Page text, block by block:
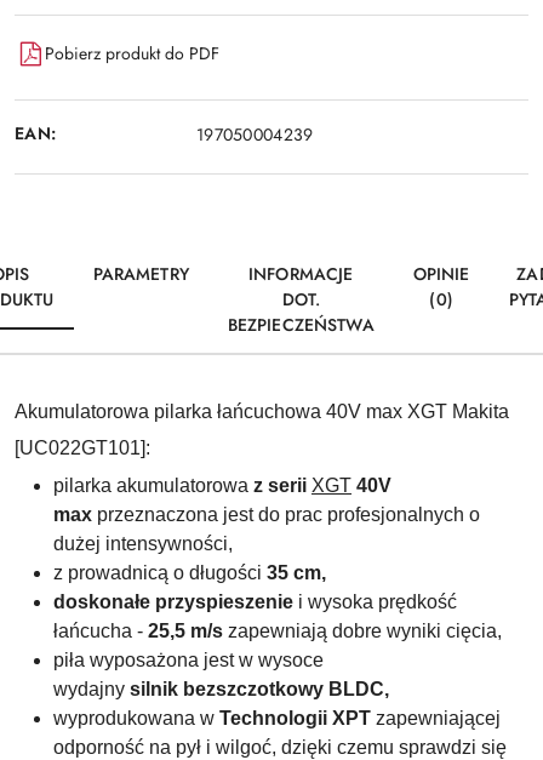
Pobierz produkt do PDF
EAN: 197050004239
PARAMETRY
INFORMACJE
DOT.
BEZPIECZEŃSTWA
OPINIE
(0)
Akumulatorowa pilarka łańcuchowa 40V max XGT Makita
[UC022GT101]:
pilarka akumulatorowa z serii XGT 40V
max przeznaczona jest do prac profesjonalnych o
dużej intensywności,
z prowadnicą o długości 35 cm,
doskonałe przyspieszenie i wysoka prędkość
łańcucha - 25,5 m/s zapewniają dobre wyniki cięcia,
piła wyposażona jest w wysoce
wydajny silnik bezszczotkowy BLDC,
wyprodukowana w Technologii XPT zapewniającej
odporność na pył i wilgoć, dzięki czemu sprawdzi się